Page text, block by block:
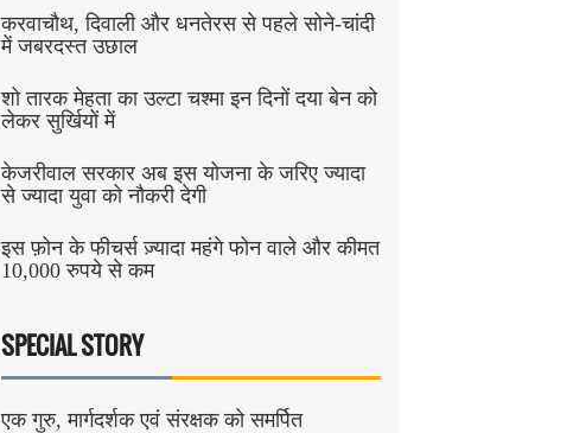
करवाचौथ, दिवाली और धनतेरस से पहले सोने-चांदी
में जबरदस्त उछाल
शो तारक मेहता का उल्टा चश्मा इन दिनों दया बेन को
लेकर सुर्खियों में
केजरीवाल सरकार अब इस योजना के जरिए ज्यादा
से ज्यादा युवा को नौकरी देगी
इस फ़ोन के फीचर्स ज़्यादा महंगे फोन वाले और कीमत
10,000 रुपये से कम
SPECIAL STORY
एक गुरु, मार्गदर्शक एवं संरक्षक को समर्पित